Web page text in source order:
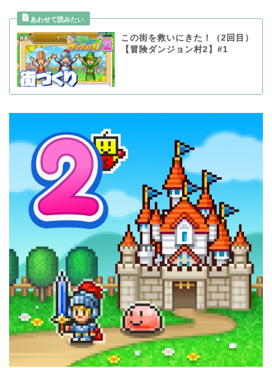
この街を救いにきた！（2回目）
【冒険ダンジョン村2】#1